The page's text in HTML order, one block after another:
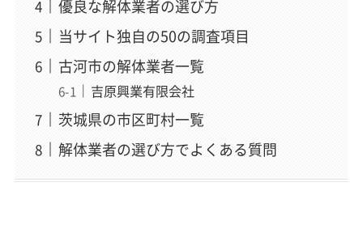
優良な解体業者の選び方
当サイト独自の50の調査項目
古河市の解体業者一覧
吉原興業有限会社
茨城県の市区町村一覧
解体業者の選び方でよくある質問